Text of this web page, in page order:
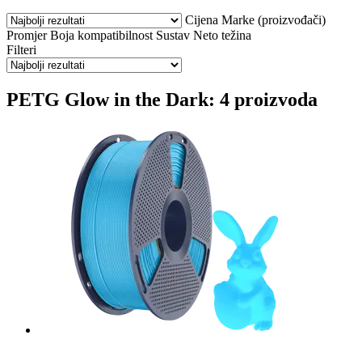
Cijena Marke (proizvođači)
Promjer Boja kompatibilnost Sustav Neto težina
Filteri
PETG Glow in the Dark: 4 proizvoda